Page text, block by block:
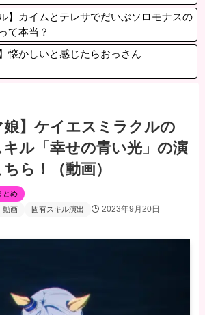
ル】カイムとテレサでだいぶソロモナスの
て本当？
懐かしいと感じたらおっさん
娘】ケイエスミラクルの
キル「幸せの青い光」の演
ら！（動画）
とめ
動画 固有スキル演出 2023年9月20日